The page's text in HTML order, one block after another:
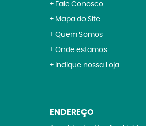
Fale Conosco
Mapa do Site
Quem Somos
Onde estamos
Indique nossa Loja
ENDEREÇO